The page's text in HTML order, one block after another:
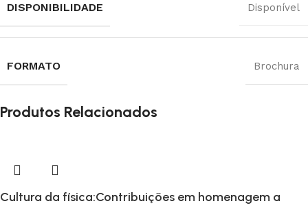
DISPONIBILIDADE Disponível
FORMATO Brochura
Produtos Relacionados
Cultura da física:Contribuições em homenagem a